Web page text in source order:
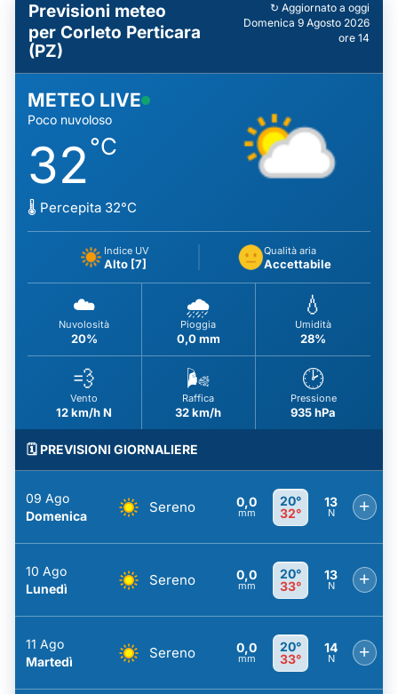
Previsioni meteo
per Corleto Perticara
(PZ)
↻ Aggiornato a oggi
Domenica 9 Agosto 2026
ore 14
METEO LIVE
Poco nuvoloso
32°C
🌡️ Percepita 32°C
Indice UV
Alto [7]
Qualità aria
Accettabile
☁️
Nuvolosità
20%
🌧️
Pioggia
0,0 mm
💧
Umidità
28%
💨
Vento
12 km/h N
🌬️
Raffica
32 km/h
🕑
Pressione
935 hPa
🗓️ PREVISIONI GIORNALIERE
09 Ago
Domenica
Sereno 0,0
mm
20°
32°
13
N +
10 Ago
Lunedì
Sereno 0,0
mm
20°
33°
13
N +
11 Ago
Martedì
Sereno 0,0
mm
20°
33°
14
N +